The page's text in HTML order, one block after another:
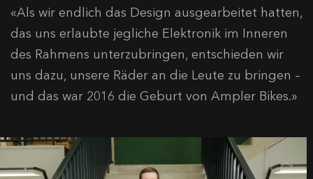
«Als wir endlich das Design ausgearbeitet hatten,
das uns erlaubte jegliche Elektronik im Inneren
des Rahmens unterzubringen, entschieden wir
uns dazu, unsere Räder an die Leute zu bringen –
und das war 2016 die Geburt von Ampler Bikes.»